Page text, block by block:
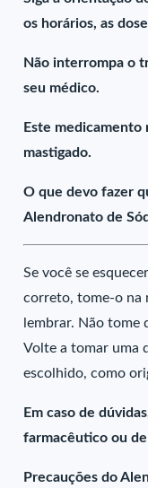
os horários, as
Não interrompa o
seu médico.
Este
mastigado.
O que devo fazer
Alendronato de
Se você se
correto, tome-o na
lembrar. Não tome
Volte a tomar uma
escolhido, como
Em caso de
farmacêutico ou
Precauções do